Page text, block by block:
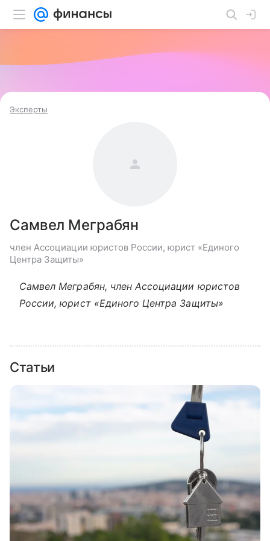
Эксперты
Самвел Меграбян
член Ассоциации юристов России, юрист «Единого
Центра Защиты»
Самвел Меграбян, член Ассоциации юристов
России, юрист «Единого Центра Защиты»
Статьи